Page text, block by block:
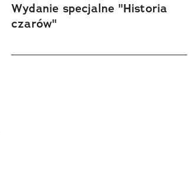
Wydanie specjalne "Historia
czarów"